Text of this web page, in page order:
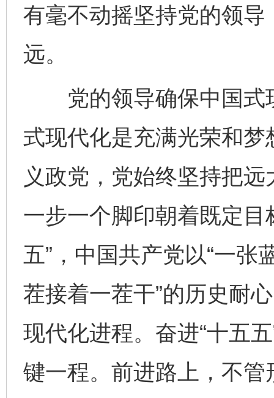
有毫不动摇坚持党的领
远。
党的领导确保中国式
式现代化是充满光荣和
义政党，党始终坚持把
一步一个脚印朝着既定目
五”，中国共产党以“一张
茬接着一茬干”的历史耐
现代化进程。奋进“十五
键一程。前进路上，不